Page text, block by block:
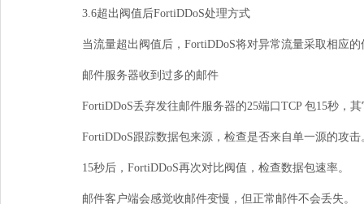
3.6超出阀值后FortiDDoS处理方式
当流量超出阀值后， FortiDDoS将对异常流量采取相应
邮件服务器收到过多的邮件
FortiDDoS丢弃发往邮件服务器的25端口TCP 包15秒，
FortiDDoS跟踪数据包来源，检查是否来自单一源的攻
15秒后， FortiDDoS再次对比阀值，检查数据包速率。
邮件客户端会感觉收邮件变慢，但正常邮件不会丢失。